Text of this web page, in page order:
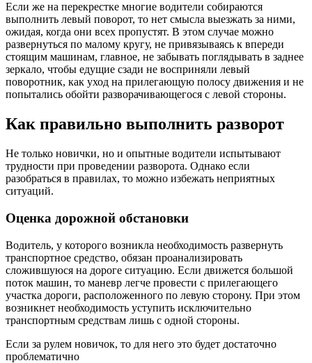
Если же на перекрестке многие водители собираются
выполнить левый поворот, то нет смысла выезжать за ними,
ожидая, когда они всех пропустят. В этом случае можно
развернуться по малому кругу, не привязываясь к впереди
стоящим машинам, главное, не забывать поглядывать в заднее
зеркало, чтобы едущие сзади не восприняли левый
поворотник, как уход на прилегающую полосу движения и не
попытались обойти разворачивающегося с левой стороны.
Как правильно выполнить разворот
Не только новички, но и опытные водители испытывают
трудности при проведении разворота. Однако если
разобраться в правилах, то можно избежать неприятных
ситуаций.
Оценка дорожной обстановки
Водитель, у которого возникла необходимость развернуть
транспортное средство, обязан проанализировать
сложившуюся на дороге ситуацию. Если движется большой
поток машин, то маневр легче провести с прилегающего
участка дороги, расположенного по левую сторону. При этом
возникнет необходимость уступить исключительно
транспортным средствам лишь с одной стороны.
Если за рулем новичок, то для него это будет достаточно
проблематично